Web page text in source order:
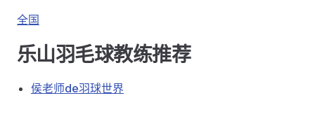
全国
乐山羽毛球教练推荐
侯老师de羽球世界